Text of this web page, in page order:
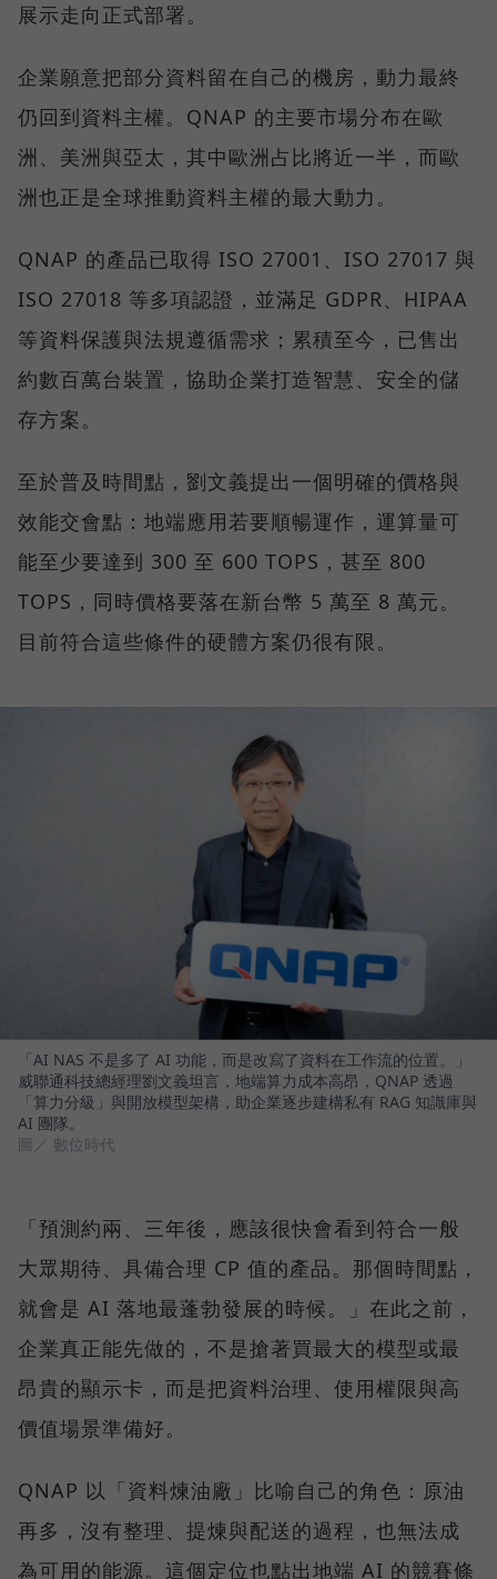
展示走向正式部署。
企業願意把部分資料留在自己的機房，動力最終
仍回到資料主權。QNAP 的主要市場分布在歐
洲、美洲與亞太，其中歐洲占比將近一半，而歐
洲也正是全球推動資料主權的最大動力。
QNAP 的產品已取得 ISO 27001、ISO 27017 與
ISO 27018 等多項認證，並滿足 GDPR、HIPAA
等資料保護與法規遵循需求；累積至今，已售出
約數百萬台裝置，協助企業打造智慧、安全的儲
存方案。
至於普及時間點，劉文義提出一個明確的價格與
效能交會點：地端應用若要順暢運作，運算量可
能至少要達到 300 至 600 TOPS，甚至 800
TOPS，同時價格要落在新台幣 5 萬至 8 萬元。
目前符合這些條件的硬體方案仍很有限。
「AI NAS 不是多了 AI 功能，而是改寫了資料在工作流的位置。」
威聯通科技總經理劉文義坦言，地端算力成本高昂，QNAP 透過
「算力分級」與開放模型架構，助企業逐步建構私有 RAG 知識庫與
AI 團隊。
圖／ 數位時代
「預測約兩、三年後，應該很快會看到符合一般
大眾期待、具備合理 CP 值的產品。那個時間點，
就會是 AI 落地最蓬勃發展的時候。」在此之前，
企業真正能先做的，不是搶著買最大的模型或最
昂貴的顯示卡，而是把資料治理、使用權限與高
價值場景準備好。
QNAP 以「資料煉油廠」比喻自己的角色：原油
再多，沒有整理、提煉與配送的過程，也無法成
為可用的能源。這個定位也點出地端 AI 的競賽條